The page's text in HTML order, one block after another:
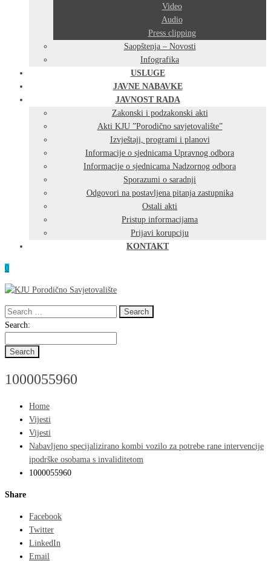
Video
Audio
Press clipping
Saopštenja – Novosti
Infografika
USLUGE
JAVNE NABAVKE
JAVNOST RADA
Zakonski i podzakonski akti
Akti KJU ”Porodično savjetovalište”
Izvještaji, programi i planovi
Informacije o sjednicama Upravnog odbora
Informacije o sjednicama Nadzornog odbora
Sporazumi o saradnji
Odgovori na postavljena pitanja zastupnika
Ostali akti
Pristup informacijama
Prijavi korupciju
KONTAKT
0
Search
for:
Search
Search:
1000055960
Home
Vijesti
Vijesti
Nabavljeno specijalizirano kombi vozilo za potrebe rane intervencije
ipodrške osobama s invaliditetom
1000055960
Share
Facebook
Twitter
LinkedIn
Email